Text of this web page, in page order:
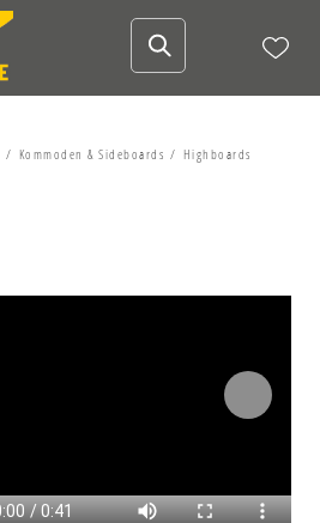
Kommoden & Sideboards Highboards